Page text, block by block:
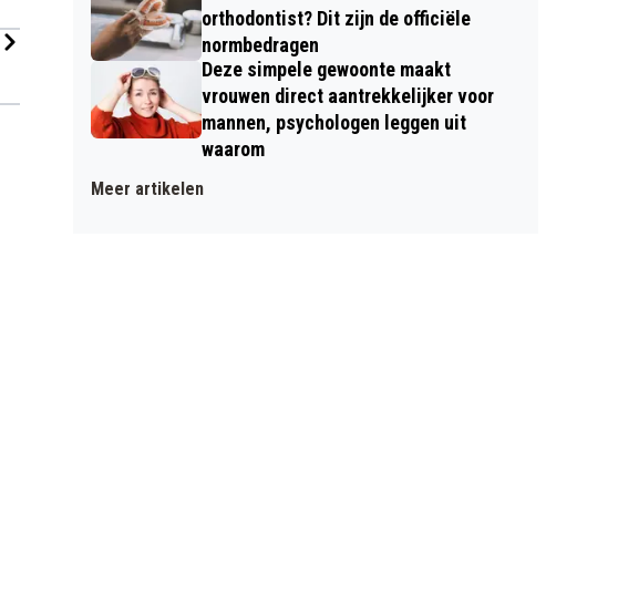
orthodontist? Dit zijn de officiële
normbedragen
Deze simpele gewoonte maakt
vrouwen direct aantrekkelijker voor
mannen, psychologen leggen uit
waarom
Meer artikelen